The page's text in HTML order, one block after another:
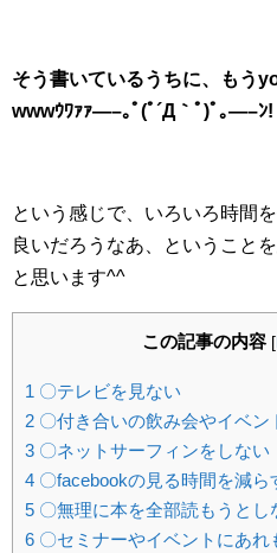
そう書いているうちに、もう
wwwｳﾜｧｧ—–｡ﾟ(ﾟ´Д｀ﾟ)ﾟ｡—–ﾝ!
という感じで、いろいろ時間
良いだろうなあ、ということ
と思います^^
この記事の内容 [
1 〇テレビを見ない
2 〇付き合いの飲み会やイベン
3 〇ネットサーフィンをしない
4 〇facebookの見る時間を減ら
5 〇無理に本を全部読もうとし
6 〇セミナーやイベントにあれ